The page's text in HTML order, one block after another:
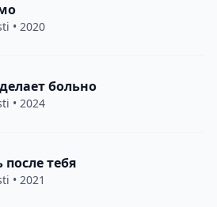
• 2020
больно
• 2024
тебя
• 2021